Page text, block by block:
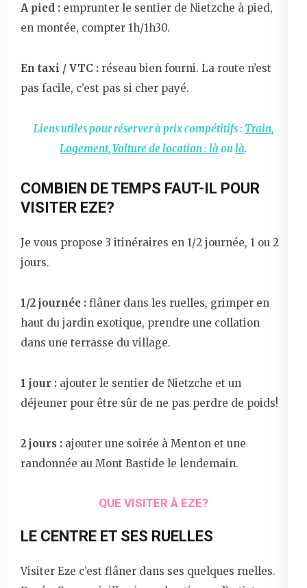
A pied : emprunter le sentier de Nietzche à pied,
en montée, compter 1h/1h30.
En taxi / VTC : réseau bien fourni. La route n’est
pas facile, c’est pas si cher payé.
Liens utiles pour réserver à prix compétitifs :Train,
Logement,Voiture de location : là oulà.
COMBIEN DE TEMPS FAUT-IL POUR
VISITER EZE?
Je vous propose 3 itinéraires en 1/2 journée, 1 ou 2
jours.
1/2 journée : flâner dans les ruelles, grimper en
haut du jardin exotique, prendre une collation
dans une terrasse du village.
1 jour : ajouter le sentier de Nietzche et un
déjeuner pour être sûr de ne pas perdre de poids!
2 jours : ajouter une soirée à Menton et une
randonnée au Mont Bastide le lendemain.
QUE VISITER À EZE?
LE CENTRE ET SES RUELLES
Visiter Eze c’est flâner dans ses quelques ruelles.